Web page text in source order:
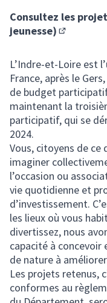
Consultez les
jeunesse)
L’Indre-et-Loire est
France, après le
de budget
maintenant la
participatif, qui se
2024.
Vous, citoyens de
imaginer
l’occasion ou
vie quotidienne et
d’investissement.
les lieux où vous
divertissez, nous
capacité à
de nature à
Les projets retenus,
conformes au